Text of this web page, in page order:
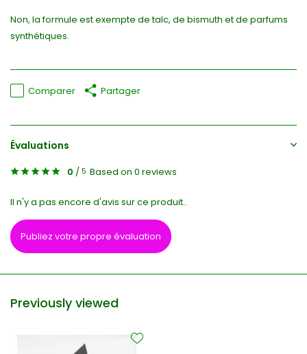
Non, la formule est exempte de talc, de bismuth et de parfums
synthétiques.
Comparer Partager
Évaluations
0 / 5 Based on 0 reviews
Il n'y a pas encore d'avis sur ce produit..
Publiez votre propre évaluation
Previously viewed